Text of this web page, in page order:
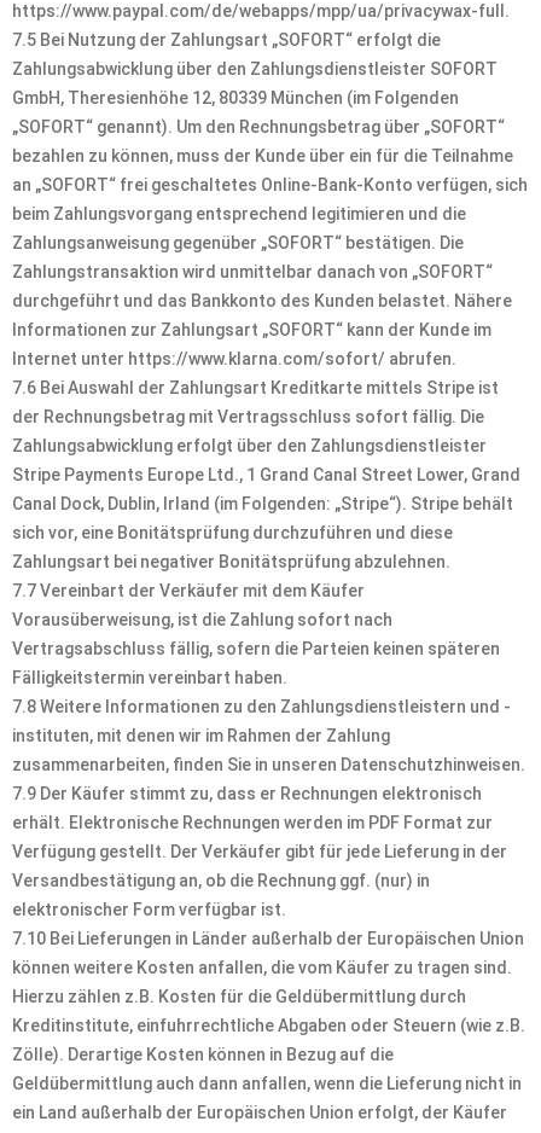
https://www.paypal.com/de/webapps/mpp/ua/privacywax-full.
7.5 Bei Nutzung der Zahlungsart „SOFORT“ erfolgt die
Zahlungsabwicklung über den Zahlungsdienstleister SOFORT
GmbH, Theresienhöhe 12, 80339 München (im Folgenden
„SOFORT“ genannt). Um den Rechnungsbetrag über „SOFORT“
bezahlen zu können, muss der Kunde über ein für die Teilnahme
an „SOFORT“ frei geschaltetes Online-Bank-Konto verfügen, sich
beim Zahlungsvorgang entsprechend legitimieren und die
Zahlungsanweisung gegenüber „SOFORT“ bestätigen. Die
Zahlungstransaktion wird unmittelbar danach von „SOFORT“
durchgeführt und das Bankkonto des Kunden belastet. Nähere
Informationen zur Zahlungsart „SOFORT“ kann der Kunde im
Internet unter https://www.klarna.com/sofort/ abrufen.
7.6 Bei Auswahl der Zahlungsart Kreditkarte mittels Stripe ist
der Rechnungsbetrag mit Vertragsschluss sofort fällig. Die
Zahlungsabwicklung erfolgt über den Zahlungsdienstleister
Stripe Payments Europe Ltd., 1 Grand Canal Street Lower, Grand
Canal Dock, Dublin, Irland (im Folgenden: „Stripe“). Stripe behält
sich vor, eine Bonitätsprüfung durchzuführen und diese
Zahlungsart bei negativer Bonitätsprüfung abzulehnen.
7.7 Vereinbart der Verkäufer mit dem Käufer
Vorausüberweisung, ist die Zahlung sofort nach
Vertragsabschluss fällig, sofern die Parteien keinen späteren
Fälligkeitstermin vereinbart haben.
7.8 Weitere Informationen zu den Zahlungsdienstleistern und -
instituten, mit denen wir im Rahmen der Zahlung
zusammenarbeiten, finden Sie in unseren Datenschutzhinweisen.
7.9 Der Käufer stimmt zu, dass er Rechnungen elektronisch
erhält. Elektronische Rechnungen werden im PDF Format zur
Verfügung gestellt. Der Verkäufer gibt für jede Lieferung in der
Versandbestätigung an, ob die Rechnung ggf. (nur) in
elektronischer Form verfügbar ist.
7.10 Bei Lieferungen in Länder außerhalb der Europäischen Union
können weitere Kosten anfallen, die vom Käufer zu tragen sind.
Hierzu zählen z.B. Kosten für die Geldübermittlung durch
Kreditinstitute, einfuhrrechtliche Abgaben oder Steuern (wie z.B.
Zölle). Derartige Kosten können in Bezug auf die
Geldübermittlung auch dann anfallen, wenn die Lieferung nicht in
ein Land außerhalb der Europäischen Union erfolgt, der Käufer